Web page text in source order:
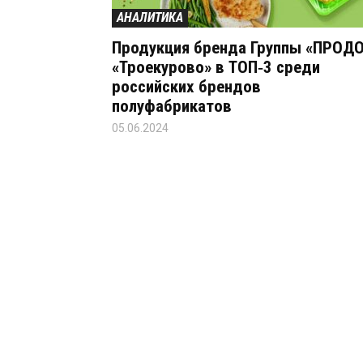
АНАЛИТИКА
Продукция бренда Группы
«Троекурово» в ТОП‑3 среди
российских брендов
полуфабрикатов
05.06.2024